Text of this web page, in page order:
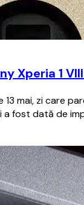
Xperia 1
13 mai, zi care
fost dată de